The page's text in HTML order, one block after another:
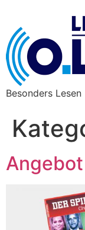
Besonders Lesen